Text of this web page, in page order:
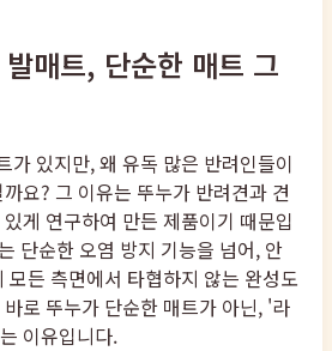
매트, 단순한 매트 그
가 있지만, 왜 유독 많은 반려인들이
요? 그 이유는 뚜누가 반려견과 견
게 연구하여 만든 제품이기 때문입
단순한 오염 방지 기능을 넘어, 안
모든 측면에서 타협하지 않는 완성도
로 뚜누가 단순한 매트가 아닌, '라
이유입니다.